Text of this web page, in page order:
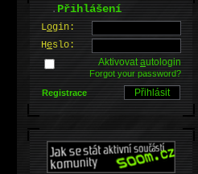
.Přihlášení
Login:
Heslo:
Aktivovatautologin
Forgot your password?
Registrace